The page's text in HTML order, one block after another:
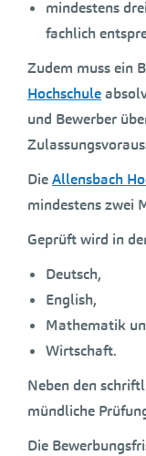
mindestens
fachlich
Zudem muss ein
Hochschule
und Bewerber
DieAllensbach
mindestens zwei
Geprüft wird in
Deutsch,
English,
Mathematik
Wirtschaft.
Neben den
mündliche
Die